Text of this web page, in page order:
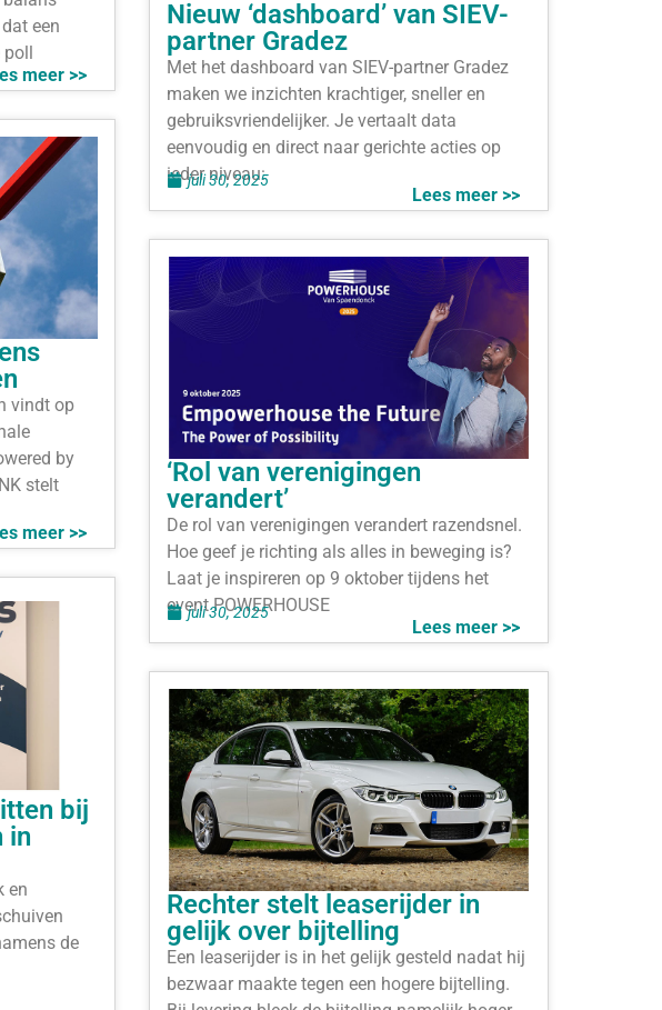
een
poll
meer >>
Nieuw ‘dashboard’ van SIEV-
partner Gradez
Met het dashboard van SIEV-partner Gradez
maken we inzichten krachtiger, sneller en
gebruiksvriendelijker. Je vertaalt data
eenvoudig en direct naar gerichte acties op
ieder niveau:
Lees meer >>
juli 30, 2025
vindt op
by
stelt
meer >>
‘Rol van verenigingen
verandert’
De rol van verenigingen verandert razendsnel.
Hoe geef je richting als alles in beweging is?
Laat je inspireren op 9 oktober tijdens het
event POWERHOUSE
Lees meer >>
juli 30, 2025
bij
in
en
de
Rechter stelt leaserijder in
gelijk over bijtelling
Een leaserijder is in het gelijk gesteld nadat hij
bezwaar maakte tegen een hogere bijtelling.